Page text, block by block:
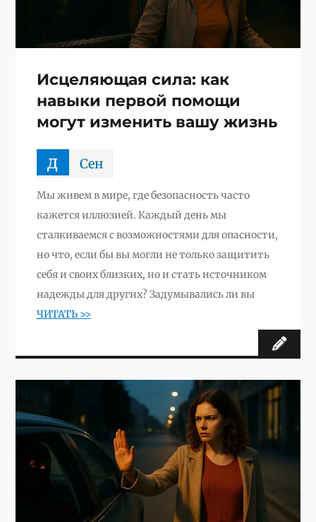
Исцеляющая сила: как
навыки первой помощи
могут изменить вашу жизнь
д Сен
Мы живем в мире, где безопасность часто
кажется иллюзией. Каждый день мы
сталкиваемся с возможностями для опасности,
но что, если бы вы могли не только защитить
себя и своих близких, но и стать источником
надежды для других? Задумывались ли вы
ЧИТАТЬ >>